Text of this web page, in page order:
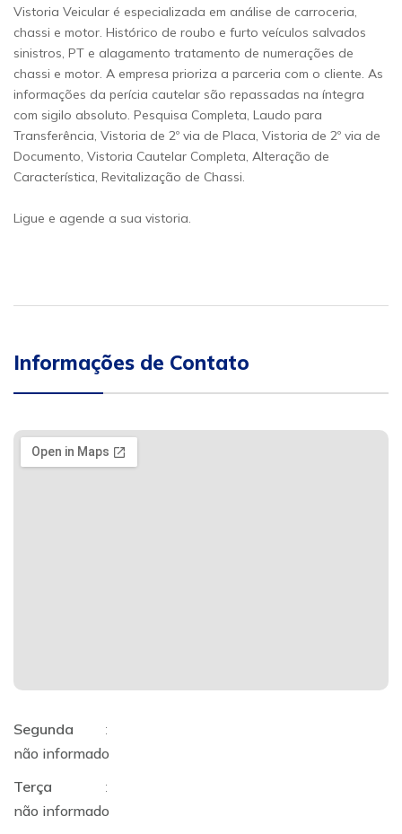
Vistoria Veicular é especializada em análise de carroceria,
chassi e motor. Histórico de roubo e furto veículos salvados
sinistros, PT e alagamento tratamento de numerações de
chassi e motor. A empresa prioriza a parceria com o cliente. As
informações da perícia cautelar são repassadas na íntegra
com sigilo absoluto. Pesquisa Completa, Laudo para
Transferência, Vistoria de 2º via de Placa, Vistoria de 2º via de
Documento, Vistoria Cautelar Completa, Alteração de
Característica, Revitalização de Chassi.
Ligue e agende a sua vistoria.
Informações de Contato
Segunda
:
não informado
Terça
:
não informado